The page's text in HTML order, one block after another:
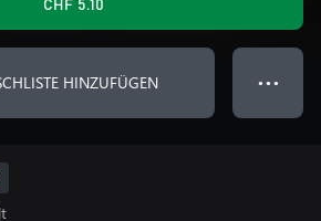
CHF 5.10
HINZUFÜGEN ● ● ●